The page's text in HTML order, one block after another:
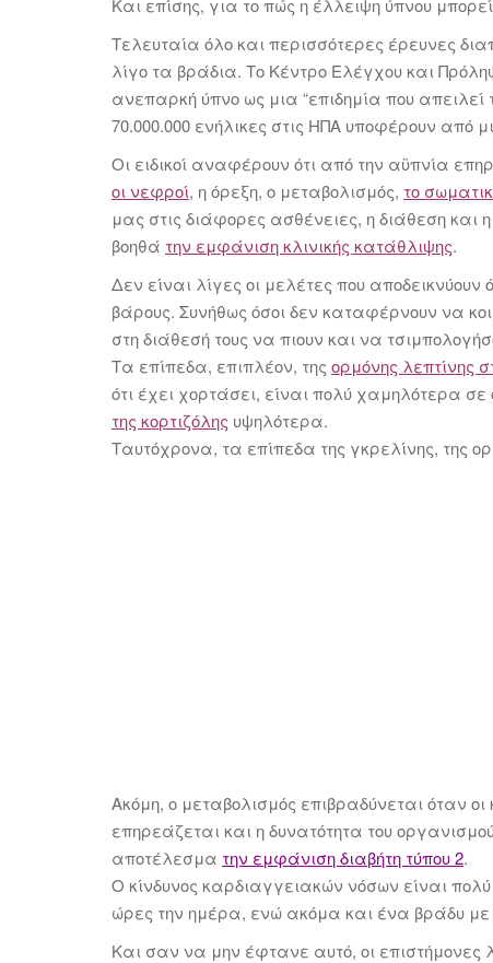
Τελευταία όλο και περισσότερες έρευνες
λίγο τα βράδια. Το Κέντρο Ελέγχου και
ανεπαρκή ύπνο ως μια “επιδημία που απειλεί
70.000.000 ενήλικες στις ΗΠΑ υποφέρουν από
Οι ειδικοί αναφέρουν ότι από την αϋπνία
οι νεφροί, η όρεξη, ο μεταβολισμός, το
μας στις διάφορες ασθένειες, η διάθεση και
βοηθά την εμφάνιση κλινικής κατάθλιψης.
Δεν είναι λίγες οι μελέτες που αποδεικνύουν
βάρους. Συνήθως όσοι δεν καταφέρνουν να
στη διάθεσή τους να πιουν και να
Τα επίπεδα, επιπλέον, της ορμόνης λεπτίνης
ότι έχει χορτάσει, είναι πολύ χαμηλότερα
της κορτιζόλης υψηλότερα.
Ταυτόχρονα, τα επίπεδα της γκρελίνης, της
Ακόμη, ο μεταβολισμός επιβραδύνεται όταν
επηρεάζεται και η δυνατότητα του
αποτέλεσμα την εμφάνιση διαβήτη τύπου 2.
Ο κίνδυνος καρδιαγγειακών νόσων είναι
ώρες την ημέρα, ενώ ακόμα και ένα βράδυ
Και σαν να μην έφτανε αυτό, οι επιστήμονες